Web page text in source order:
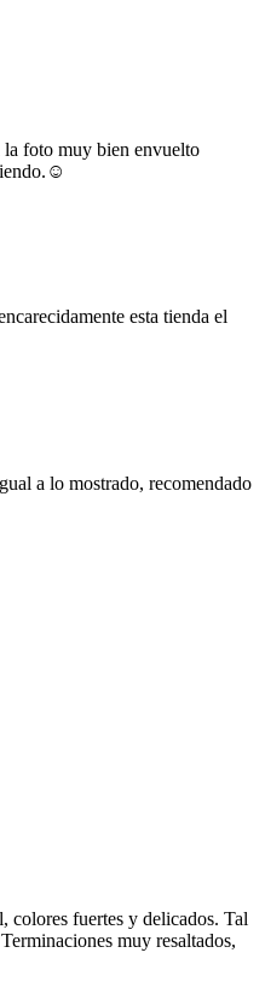
la foto muy bien envuelto
esta tienda el
a lo mostrado, recomendado
colores fuertes y delicados. Tal
muy resaltados,